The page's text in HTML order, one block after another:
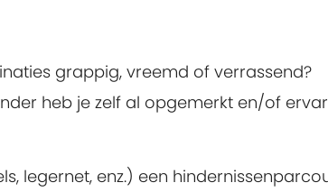
grappig, vreemd of verrassend?
heb je zelf al opgemerkt en/of
legernet, enz.) een